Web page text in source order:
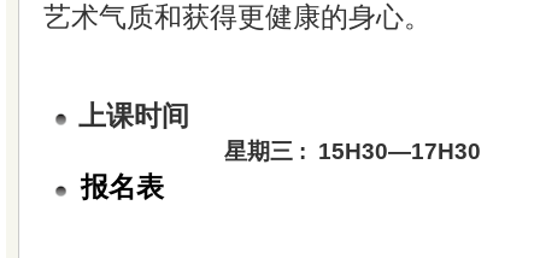
艺术气质和获得更健康的身心。
上课时间
星期三 : 15H30—17H30
报名表